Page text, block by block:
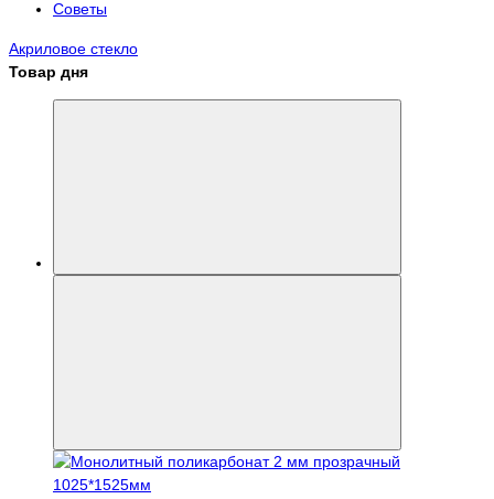
Советы
Акриловое стекло
Товар дня